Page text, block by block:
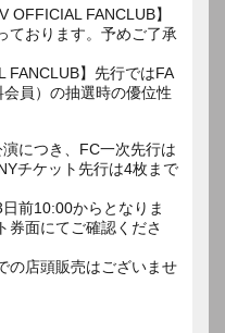
FANCLUB】
ております。予めご了承
FANCLUB】先行ではFA
員）の抽選時の優位性
につき、FC一次先行は
チケット先行は4枚まで
前10:00からとなりま
券面にてご確認くださ
の店頭販売はございませ